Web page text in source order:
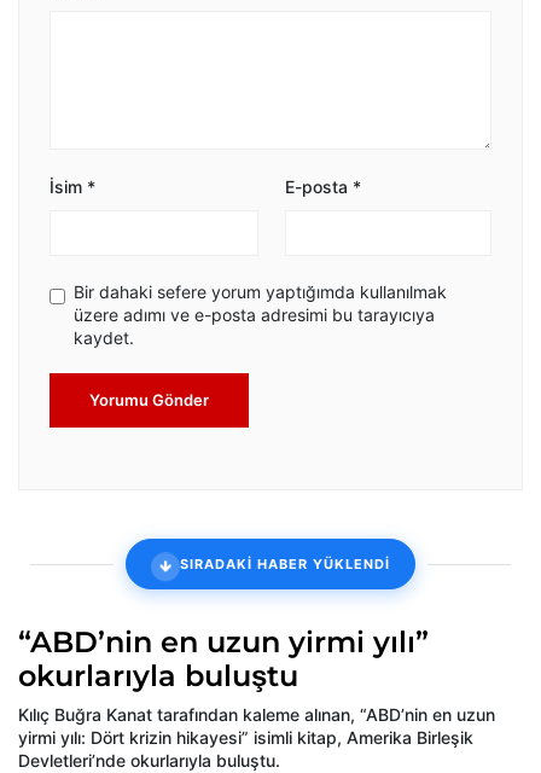
İsim * E-posta *
Bir dahaki sefere yorum yaptığımda kullanılmak
üzere adımı ve e-posta adresimi bu tarayıcıya
kaydet.
Yorumu Gönder
SIRADAKİ HABER YÜKLENDİ
“ABD’nin en uzun yirmi yılı”
okurlarıyla buluştu
Kılıç Buğra Kanat tarafından kaleme alınan, “ABD’nin en uzun
yirmi yılı: Dört krizin hikayesi” isimli kitap, Amerika Birleşik
Devletleri’nde okurlarıyla buluştu.